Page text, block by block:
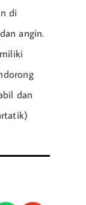
di
angin.
dan